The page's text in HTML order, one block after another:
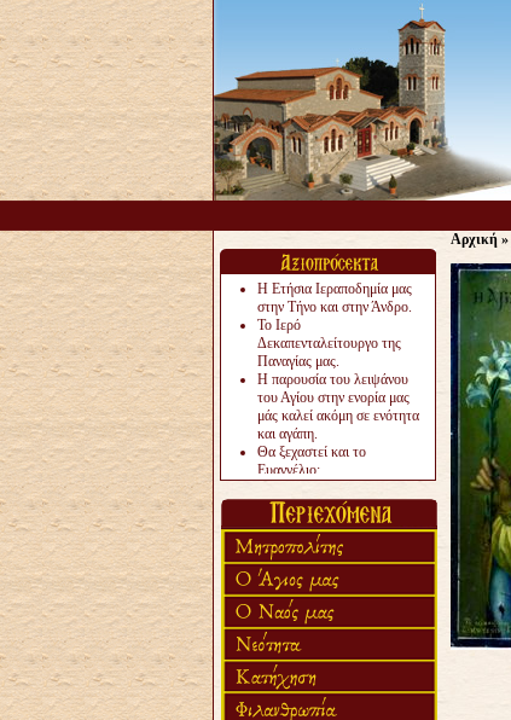
Η Ετήσια Ιεραποδημία μας
στην Τήνο και στην Άνδρο.
Το Ιερό
Δεκαπενταλείτουργο της
Παναγίας μας.
Η παρουσία του λειψάνου
του Αγίου στην ενορία μας
μάς καλεί ακόμη σε ενότητα
και αγάπη.
Θα ξεχαστεί και το
Ευαγγέλιο;
«πολύ αργά».
Ζητείται....
Αρχική»